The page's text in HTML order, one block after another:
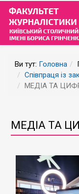
Ви тут: Головна
Співпраця із
МЕДІА ТА
МЕДІА ТА